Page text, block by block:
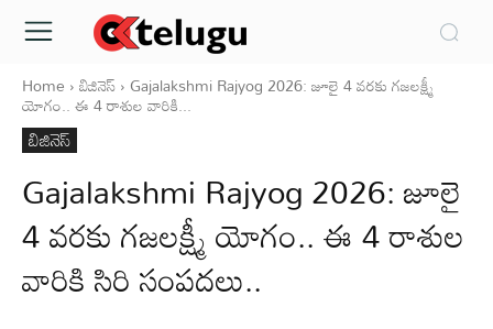
Home బిజినెస్ Gajalakshmi Rajyog 2026: జూలై 4 వరకు గజలక్ష్మీ
యోగం.. ఈ 4 రాశుల వారికి...
బిజినెస్
Gajalakshmi Rajyog 2026: జూలై
4 వరకు గజలక్ష్మీ యోగం.. ఈ 4 రాశుల
వారికి సిరి సంపదలు..